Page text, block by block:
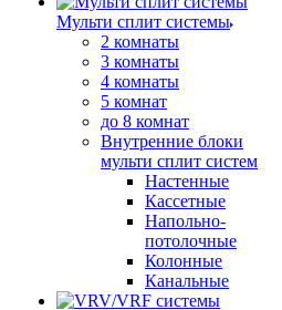
Мульти сплит системы
2 комнаты
3 комнаты
4 комнаты
5 комнат
до 8 комнат
Внутренние блоки
мульти сплит систем
Настенные
Кассетные
Напольно-
потолочные
Колонные
Канальные